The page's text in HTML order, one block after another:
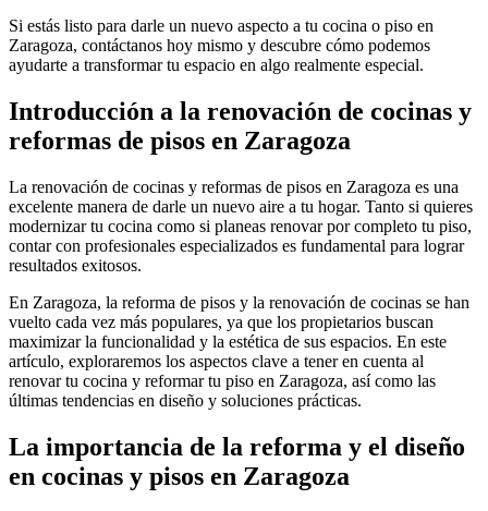
Si estás listo para darle un nuevo aspecto a tu cocina o piso en
Zaragoza, contáctanos hoy mismo y descubre cómo podemos
ayudarte a transformar tu espacio en algo realmente especial.
Introducción a la renovación de cocinas y
reformas de pisos en Zaragoza
La renovación de cocinas y reformas de pisos en Zaragoza es una
excelente manera de darle un nuevo aire a tu hogar. Tanto si quieres
modernizar tu cocina como si planeas renovar por completo tu piso,
contar con profesionales especializados es fundamental para lograr
resultados exitosos.
En Zaragoza, la reforma de pisos y la renovación de cocinas se han
vuelto cada vez más populares, ya que los propietarios buscan
maximizar la funcionalidad y la estética de sus espacios. En este
artículo, exploraremos los aspectos clave a tener en cuenta al
renovar tu cocina y reformar tu piso en Zaragoza, así como las
últimas tendencias en diseño y soluciones prácticas.
La importancia de la reforma y el diseño
en cocinas y pisos en Zaragoza